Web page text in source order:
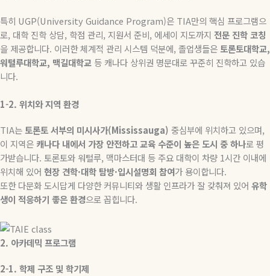
특히 UGP(University Guidance Program)은 TIA만의 핵심 프로그램으
로, 대학 진학 상담, 학점 관리, 지원서 준비, 에세이 지도까지 전문 진학코칭
을 제공합니다. 이러한 체계적 관리 시스템 덕분에, 졸업생들은 토론토대학교,
워털루대학교, 맥길대학교 등 캐나다 상위권 명문대로 꾸준히 진학하고 있습
니다.
1-2. 위치와지역 환경
TIA는 토론토서부의 미시사가(Mississauga) 중심부에 위치하고 있으며,
이 지역은 캐나다 내에서 가장 안전하고교육 수준이 높은 도시 중하나로 평
가받습니다. 토론토와 워털루, 맥마스터대 등 주요 대학이 차량 1시간 이내에
위치해 있어 현장 견학·대학 탐방·입시설명회 참여가 용이합니다.
또한 다문화 도시답게 다양한 커뮤니티와 생활 인프라가 잘 갖춰져 있어 유학
생이 적응하기 좋은환경으로 꼽힙니다.
2. 아카데믹 프로그램
2-1. 학제 구조 및 학기제